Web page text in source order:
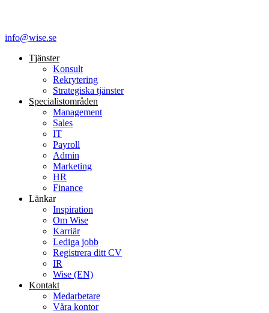
info@wise.se
Tjänster
Konsult
Rekrytering
Strategiska tjänster
Specialist­områden
Management
Sales
IT
Payroll
Admin
Marketing
HR
Finance
Länkar
Inspiration
Om Wise
Karriär
Lediga jobb
Registrera ditt CV
IR
Wise (EN)
Kontakt
Medarbetare
Våra kontor